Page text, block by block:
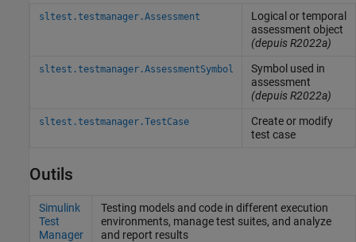
sltest.testmanager.Assessment
Logical or temporal
assessment object
(depuis R2022a)
sltest.testmanager.AssessmentSymbol
Symbol used in
assessment
(depuis R2022a)
sltest.testmanager.TestCase
Create or modify
test case
Outils
Simulink
Test
Manager
Testing models and code in different execution
environments, manage test suites, and analyze
and report results